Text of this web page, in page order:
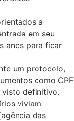
a
em seu
anos para ficar
um protocolo,
como CPF
visto definitivo.
viviam
das